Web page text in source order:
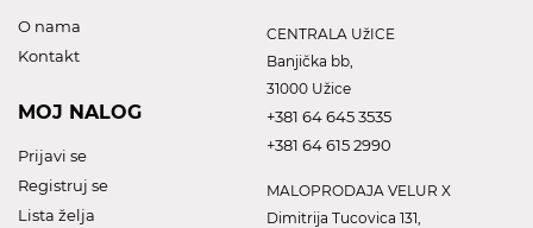
O nama
Kontakt
MOJ NALOG
Prijavi se
Registruj se
Lista želja
CENTRALA UžICE
Banjička bb,
31000 Užice
+381 64 645 3535
+381 64 615 2990
MALOPRODAJA VELUR X
Dimitrija Tucovica 131,